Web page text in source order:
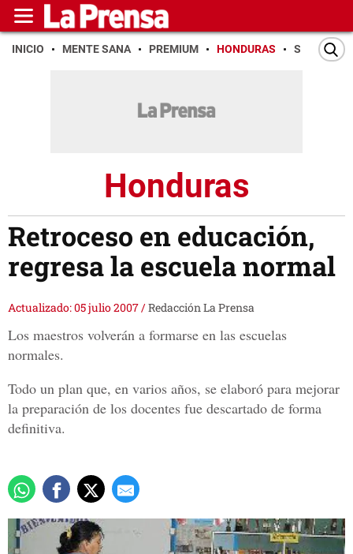
INICIO MENTE SANA PREMIUM HONDURAS SAN PEDRO
Honduras
Retroceso en educación,
regresa la escuela normal
Actualizado: 05 julio 2007/Redacción La Prensa
Los maestros volverán a formarse en las escuelas
normales.
Todo un plan que, en varios años, se elaboró para mejorar
la preparación de los docentes fue descartado de forma
definitiva.